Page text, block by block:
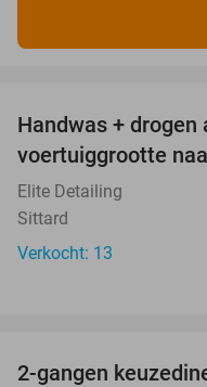
Handwas +
voertuiggrootte
Elite Detailing
Sittard
Verkocht: 13
2-gangen